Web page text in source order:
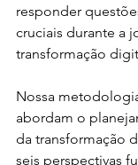
responder
cruciais durante a
transformação
Nossa
abordam o
da transformação
seis perspectivas